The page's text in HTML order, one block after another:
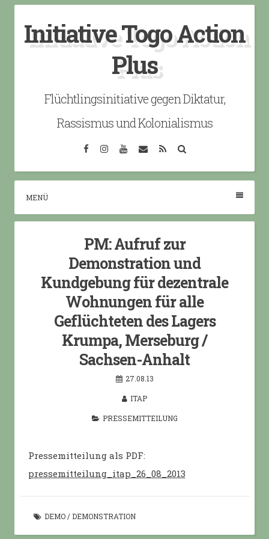
content
Initiative Togo Action
Plus
Flüchtlingsinitiative gegen Diktatur,
Rassismus und Kolonialismus
FacebookInstagramYouTube
EmailRSS
MENÜ
PM: Aufruf zur
Demonstration und
Kundgebung für dezentrale
Wohnungen für alle
Geflüchteten des Lagers
Krumpa, Merseburg /
Sachsen-Anhalt
27.08.13
ITAP
PRESSEMITTEILUNG
Pressemitteilung als PDF:
pressemitteilung_itap_26_08_2013
DEMO/ DEMONSTRATION